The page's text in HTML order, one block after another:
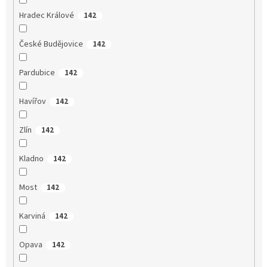
Hradec Králové 142
České Budějovice 142
Pardubice 142
Havířov 142
Zlín 142
Kladno 142
Most 142
Karviná 142
Opava 142